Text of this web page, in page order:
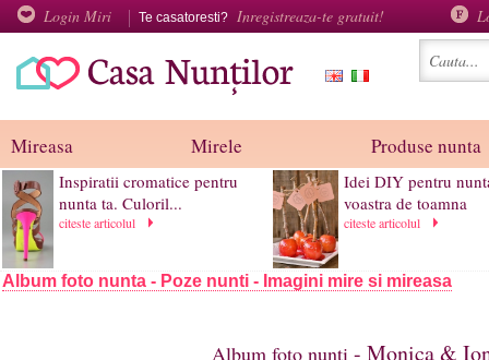
Login Miri Te casatoresti? Inregistreaza-te gratuit!
Mireasa Mirele Produse nunta
Inspiratii cromatice pentru
nunta ta. Culoril...
citeste articolul
Idei DIY pentru
voastra de toamna
citeste articolul
Album foto nunta - Poze nunti - Imagini mire si mireasa
Album foto nunti - Monica &